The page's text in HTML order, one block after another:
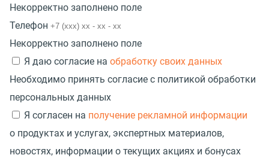
Некорректно заполнено поле
Телефон
Некорректно заполнено поле
Я даю согласие на обработку своих данных
Необходимо принять согласие с политикой обработки
персональных данных
Я согласен на получение рекламной информации
о продуктах и услугах, экспертных материалов,
новостях, информации о текущих акциях и бонусах